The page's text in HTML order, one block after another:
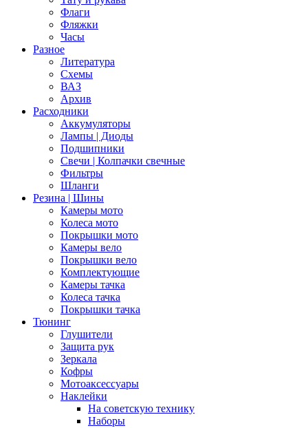
Флаги
Фляжки
Часы
Разное
Литература
Схемы
ВАЗ
Архив
Расходники
Аккумуляторы
Лампы | Диоды
Подшипники
Свечи | Колпачки свечные
Фильтры
Шланги
Резина | Шины
Камеры мото
Колеса мото
Покрышки мото
Камеры вело
Покрышки вело
Комплектующие
Камеры тачка
Колеса тачка
Покрышки тачка
Тюнинг
Глушители
Защита рук
Зеркала
Кофры
Мотоаксессуары
Наклейки
На советскую технику
Наборы